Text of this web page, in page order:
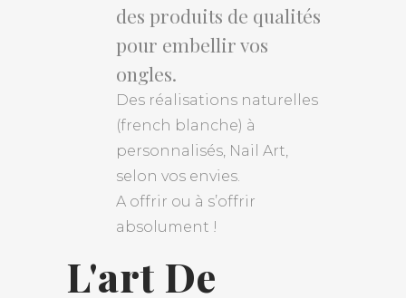
des produits de qualités
pour embellir vos
ongles.
Des réalisations naturelles
(french blanche) à
personnalisés, Nail Art,
selon vos envies.
A offrir ou à s’offrir
absolument !
L'art De